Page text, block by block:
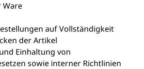
Ware
auf Vollständigkeit
der Artikel
Einhaltung von
sowie interner Richtlinien